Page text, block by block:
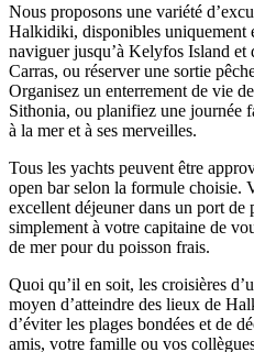
Nous proposons une variété
Halkidiki, disponibles uniquement
naviguer jusqu’à Kelyfos Island et
Carras, ou réserver une sortie
Organisez un enterrement de vie
Sithonia, ou planifiez une journée
à la mer et à ses merveilles.
Tous les yachts peuvent être
open bar selon la formule choisie.
excellent déjeuner dans un port de
simplement à votre capitaine de
de mer pour du poisson frais.
Quoi qu’il en soit, les croisières
moyen d’atteindre des lieux de
d’éviter les plages bondées et de
amis, votre famille ou vos